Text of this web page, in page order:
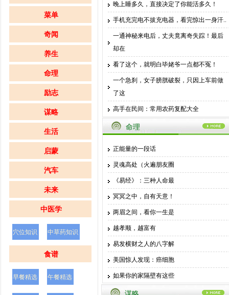
菜单
奇闻
养生
命理
励志
谋略
生活
启蒙
汽车
未来
中医学
穴位知识 中草药知识
食谱
早餐精选 午餐精选
晚上睡多久，直接决定了你能活多久！
手机充完电不拔充电器，看完惊出一身汗..
一通神秘来电后，丈夫竟离奇失踪！最后
却在
看了这个，就明白毕姥爷一点都不冤！
一个急刹，女子膀胱破裂，只因上车前做
了这
高手在民间：常用农药复配大全
种地不赚钱的5个理由，句句心酸！（太现
八十六分钟的 中华疆域变迁史终极完全版
安全带=生命带，女司机竟把自己轧死了！
平
命理
正能量的一段话
灵魂高处（火遍朋友圈
《易经》：三种人命最
冥冥之中，自有天意！
两眉之间，看你一生是
越孝顺，越富有
易发横财之人的八字解
美国惊人发现：癌细胞
如果你的家隔壁有这些
这生肖40岁后不是高